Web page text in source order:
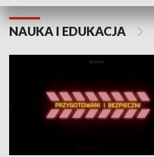
NAUKA I EDUKACJA